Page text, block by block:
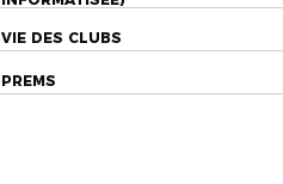
VIE DES CLUBS
PREMS